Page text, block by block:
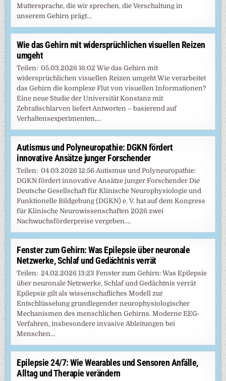
Muttersprache, die wir sprechen, die Verschaltung in
unserem Gehirn prägt…
Wie das Gehirn mit widersprüchlichen visuellen Reizen
umgeht
Teilen: 05.03.2026 16:02 Wie das Gehirn mit
widersprüchlichen visuellen Reizen umgeht Wie verarbeitet
das Gehirn die komplexe Flut von visuellen Informationen?
Eine neue Studie der Universität Konstanz mit
Zebrafischlarven liefert Antworten – basierend auf
Verhaltensexperimenten,…
Autismus und Polyneuropathie: DGKN fördert
innovative Ansätze junger Forschender
Teilen: 04.03.2026 12:56 Autismus und Polyneuropathie:
DGKN fördert innovative Ansätze junger Forschender Die
Deutsche Gesellschaft für Klinische Neurophysiologie und
Funktionelle Bildgebung (DGKN) e. V. hat auf dem Kongress
für Klinische Neurowissenschaften 2026 zwei
Nachwuchsförderpreise vergeben….
Fenster zum Gehirn: Was Epilepsie über neuronale
Netzwerke, Schlaf und Gedächtnis verrät
Teilen: 24.02.2026 13:23 Fenster zum Gehirn: Was Epilepsie
über neuronale Netzwerke, Schlaf und Gedächtnis verrät
Epilepsie gilt als wissenschafliches Modell zur
Entschlüsselung grundlegender neurophysiologischer
Mechanismen des menschlichen Gehirns. Moderne EEG-
Verfahren, insbesondere invasive Ableitungen bei
Menschen…
Epilepsie 24/7: Wie Wearables und Sensoren Anfälle,
Alltag und Therapie verändern